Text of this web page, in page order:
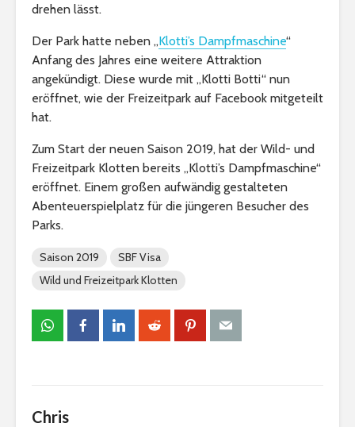
drehen lässt.
Der Park hatte neben „Klotti’s Dampfmaschine“
Anfang des Jahres eine weitere Attraktion
angekündigt. Diese wurde mit „Klotti Botti“ nun
eröffnet, wie der Freizeitpark auf Facebook mitgeteilt
hat.
Zum Start der neuen Saison 2019, hat der Wild- und
Freizeitpark Klotten bereits „Klotti’s Dampfmaschine“
eröffnet. Einem großen aufwändig gestalteten
Abenteuerspielplatz für die jüngeren Besucher des
Parks.
Saison 2019
SBF Visa
Wild und Freizeitpark Klotten
Chris